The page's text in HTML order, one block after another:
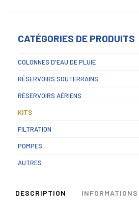
CATÉGORIES DE PRODUITS
COLONNES D'EAU DE PLUIE
RÉSERVOIRS SOUTERRAINS
RÉSERVOIRS AÉRIENS
KITS
FILTRATION
POMPES
AUTRES
DESCRIPTION